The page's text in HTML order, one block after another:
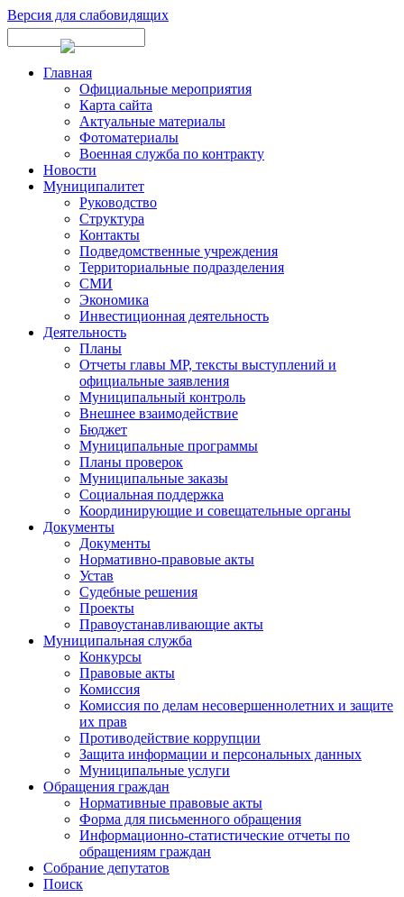
Версия для слабовидящих
Главная
Официальные мероприятия
Карта сайта
Актуальные материалы
Фотоматериалы
Военная служба по контракту
Новости
Муниципалитет
Руководство
Структура
Контакты
Подведомственные учреждения
Территориальные подразделения
СМИ
Экономика
Инвестиционная деятельность
Деятельность
Планы
Отчеты главы МР, тексты выступлений и
официальные заявления
Муниципальный контроль
Внешнее взаимодействие
Бюджет
Муниципальные программы
Планы проверок
Муниципальные заказы
Социальная поддержка
Координирующие и совещательные органы
Документы
Документы
Нормативно-правовые акты
Устав
Судебные решения
Проекты
Правоустанавливающие акты
Муниципальная служба
Конкурсы
Правовые акты
Комиссия
Комиссия по делам несовершеннолетних и защите
их прав
Противодействие коррупции
Защита информации и персональных данных
Муниципальные услуги
Обращения граждан
Нормативные правовые акты
Форма для письменного обращения
Информационно-статистические отчеты по
обращениям граждан
Собрание депутатов
Поиск